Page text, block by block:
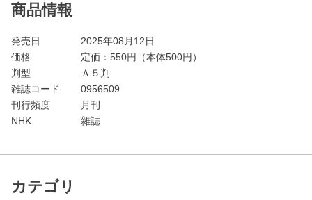
商品情報
発売日
2025年08月12日
価格
定価： 550円（本体500円）
判型
Ａ５判
雑誌コード
0956509
刊行頻度
月刊
NHK
雜誌
カテゴリ